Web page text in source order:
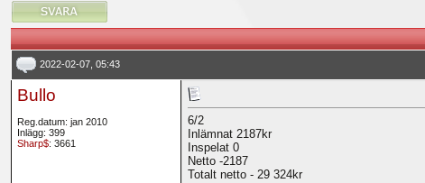
2022-02-07, 05:43
Bullo
Reg.datum: jan 2010
Inlägg: 399
Sharp$: 3661
6/2
Inlämnat 2187kr
Inspelat 0
Netto -2187
Totalt netto - 29 324kr